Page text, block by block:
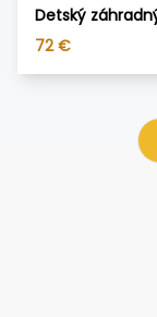
Detský
72 €